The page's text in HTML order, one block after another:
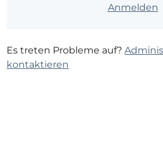
Anmelden
Es treten Probleme auf?
kontaktieren